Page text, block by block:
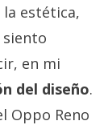
la estética,
en mi
del diseño.
Oppo Reno